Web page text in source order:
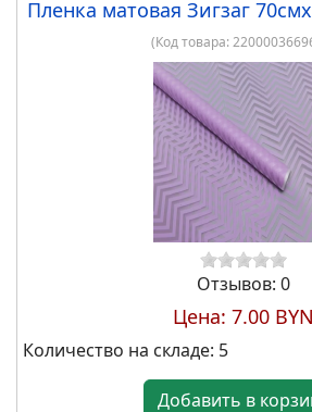
Пленка матовая Зигзаг
(Код товара:
Отзывов: 0
Цена:
Количество на складе:5